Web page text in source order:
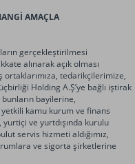
AMAÇLA
gerçekleştirilmesi
alınarak açık olması
tedarikçilerimize,
Holding A.Ş’ye bağlı iştirak
bayilerine,
kamu kurum ve finans
ve yurtdışında kurulu
servis hizmeti aldığımız,
ve sigorta şirketlerine